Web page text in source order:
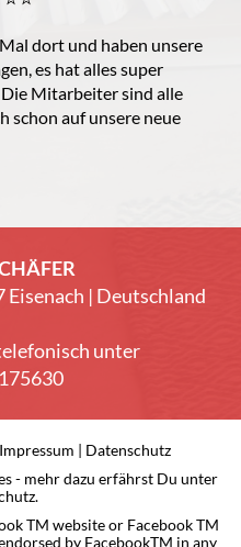
dort und haben unsere
es hat alles super
Mitarbeiter sind alle
schon auf unsere neue
| Deutschland
unter
Impressum | Datenschutz
- mehr dazu erfährst Du unter
TM website or Facebook TM
by FacebookTM in any